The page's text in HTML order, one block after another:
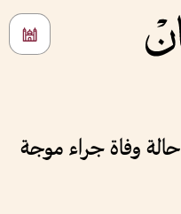
الحرارة تكوي أوروبا.. 1300 حالة وفاة جراء موجة